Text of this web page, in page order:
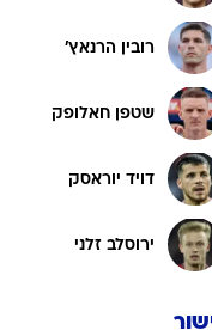
לונדון 2012
רוגבי וקריקט
ביליארד
ולדימיר צופאל
תומאש הולש
דויד זימה
לדיסלב קרייצ'י